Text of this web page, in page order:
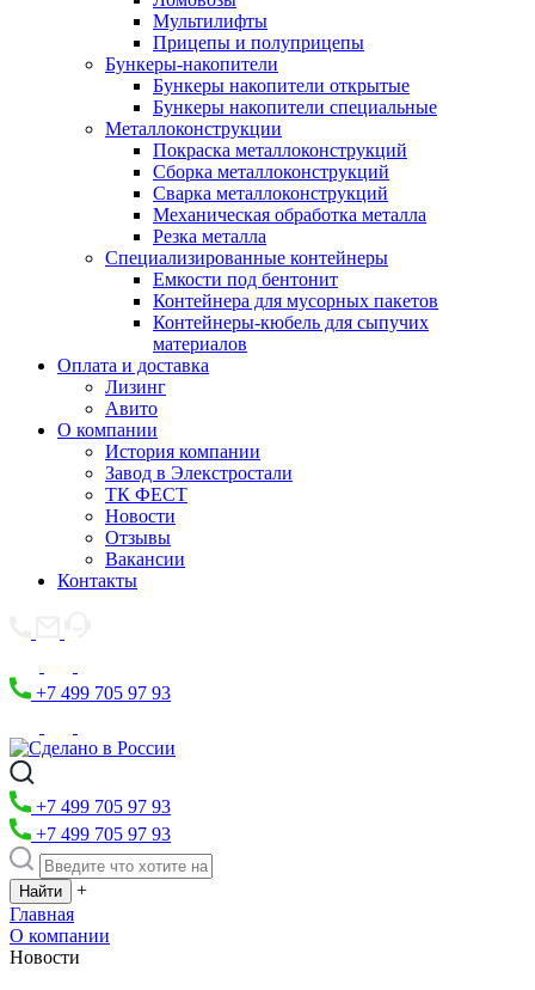
Мультилифты
Прицепы и полуприцепы
Бункеры-накопители
Бункеры накопители открытые
Бункеры накопители специальные
Металлоконструкции
Покраска металлоконструкций
Сборка металлоконструкций
Сварка металлоконструкций
Механическая обработка металла
Резка металла
Специализированные контейнеры
Емкости под бентонит
Контейнера для мусорных пакетов
Контейнеры-кюбель для сыпучих
материалов
Оплата и доставка
Лизинг
Авито
О компании
История компании
Завод в Элекстростали
ТК ФЕСТ
Новости
Отзывы
Вакансии
Контакты
+7 499 705 97 93
+7 499 705 97 93
+7 499 705 97 93
+
Главная
О компании
Новости